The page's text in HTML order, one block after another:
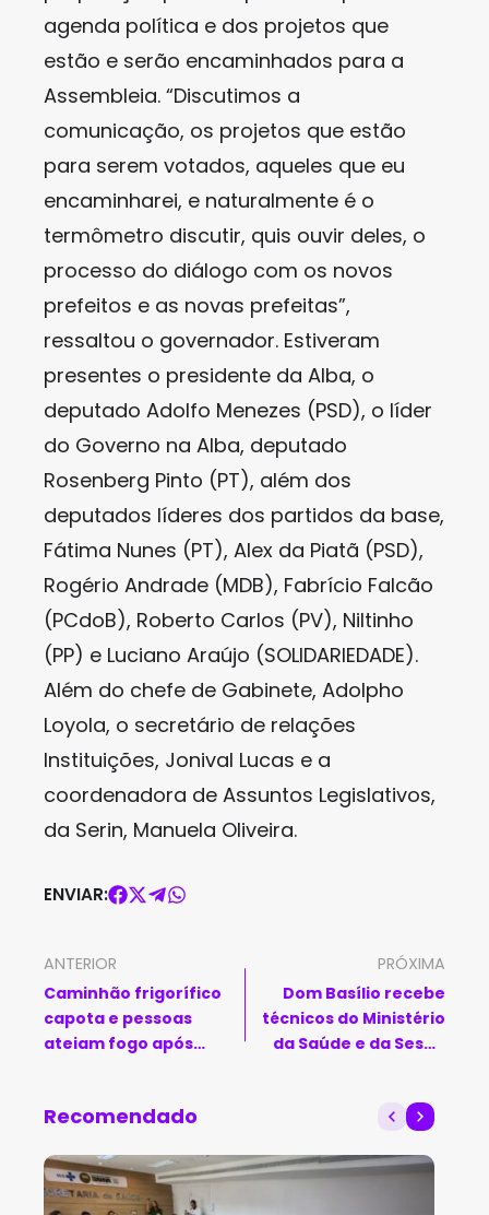
agenda política e dos projetos que
estão e serão encaminhados para a
Assembleia. “Discutimos a
comunicação, os projetos que estão
para serem votados, aqueles que eu
encaminharei, e naturalmente é o
termômetro discutir, quis ouvir deles, o
processo do diálogo com os novos
prefeitos e as novas prefeitas”,
ressaltou o governador. Estiveram
presentes o presidente da Alba, o
deputado Adolfo Menezes (PSD), o líder
do Governo na Alba, deputado
Rosenberg Pinto (PT), além dos
deputados líderes dos partidos da base,
Fátima Nunes (PT), Alex da Piatã (PSD),
Rogério Andrade (MDB), Fabrício Falcão
(PCdoB), Roberto Carlos (PV), Niltinho
(PP) e Luciano Araújo (SOLIDARIEDADE).
Além do chefe de Gabinete, Adolpho
Loyola, o secretário de relações
Instituições, Jonival Lucas e a
coordenadora de Assuntos Legislativos,
da Serin, Manuela Oliveira.
ENVIAR:
ANTERIOR
Caminhão frigorífico
capota e pessoas
ateiam fogo após
PRÓXIMA
Dom Basílio recebe
técnicos do Ministério
da Saúde e da Sesab
experiência de
Família
Recomendado